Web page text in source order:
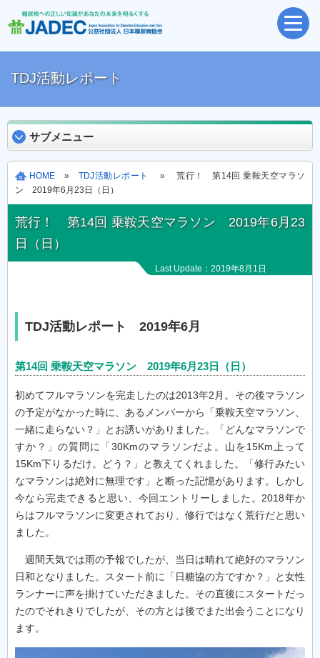
TDJ活動レポート
サブメニュー
HOME » TDJ活動レポート
» 荒行！ 第14回 乗鞍天空マラソ
ン 2019年6月23日（日）
荒行！ 第14回 乗鞍天空マラソン 2019年6月23
日（日）
Last Update：2019年8月1日
TDJ活動レポート 2019年6月
第14回 乗鞍天空マラソン 2019年6月23日（日）
初めてフルマラソンを完走したのは2013年2月。その後マラソン
の予定がなかった時に、あるメンバーから「乗鞍天空マラソン、
一緒に走らない？」とお誘いがありました。「どんなマラソンで
すか？」の質問に「30Kmのマラソンだよ。山を15Km上って
15Km下りるだけ。どう？」と教えてくれました。「修行みたい
なマラソンは絶対に無理です」と断った記憶があります。しかし
今なら完走できると思い、今回エントリーしました。2018年か
らはフルマラソンに変更されており、修行ではなく荒行だと思い
ました。
週間天気では雨の予報でしたが、当日は晴れて絶好のマラソン
日和となりました。スタート前に「日糖協の方ですか？」と女性
ランナーに声を掛けていただきました。その直後にスタートだっ
たのでそれきりでしたが、その方とは後でまた出会うことになり
ます。